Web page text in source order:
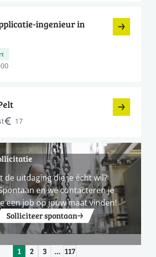
ingenieur in
17
de uitdaging die je écht wil?
en we contacteren je
een job op jouw maat vinden!
Solliciteer spontaan
1 2 3 … 117